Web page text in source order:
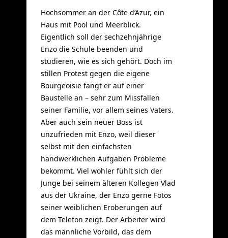
Hochsommer an der Côte d’Azur, ein
Haus mit Pool und Meerblick.
Eigentlich soll der sechzehnjährige
Enzo die Schule beenden und
studieren, wie es sich gehört. Doch im
stillen Protest gegen die eigene
Bourgeoisie fängt er auf einer
Baustelle an – sehr zum Missfallen
seiner Familie, vor allem seines Vaters.
Aber auch sein neuer Boss ist
unzufrieden mit Enzo, weil dieser
selbst mit den einfachsten
handwerklichen Aufgaben Probleme
bekommt. Viel wohler fühlt sich der
Junge bei seinem älteren Kollegen Vlad
aus der Ukraine, der Enzo gerne Fotos
seiner weiblichen Eroberungen auf
dem Telefon zeigt. Der Arbeiter wird
das männliche Vorbild, das dem